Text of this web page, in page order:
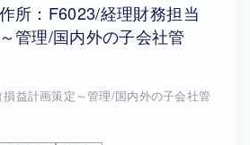
所：F6023/経理財務担当
管理/国内外の子会社管
益計画策定～管理/国内外の子会社管